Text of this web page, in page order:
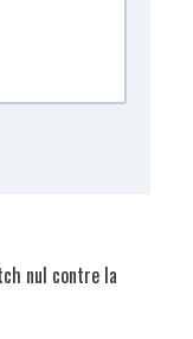
nul contre la